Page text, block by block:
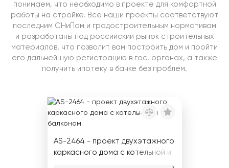
понимаем, что необходимо в проекте для комфортной
работы на стройке. Все наши проекты соответствуют
последним СНиПам и градостроительным нормативам
и разработаны под российский рынок строительных
материалов, что позволит вам построить дом и пройти
его дальнейшую регистрацию в гос. органах, а также
получить ипотеку в банке без проблем.
AS-2464 - проект двухэтажного
каркасного дома с котельной и